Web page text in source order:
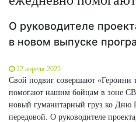
О руководителе
в новом выпуске
22 апреля 2025
Свой подвиг совершают «Героини
помогают нашим бойцам в зоне
новый гуманитарный груз ко Дню
передовой. О руководителе